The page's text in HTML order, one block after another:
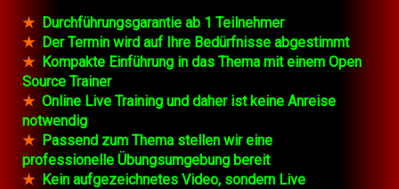
★ Durchführungsgarantie ab 1 Teilnehmer
★ Der Termin wird auf Ihre Bedürfnisse abgestimmt
★ Kompakte Einführung in das Thema mit einem Open
Source Trainer
★ Online Live Training und daher ist keine Anreise
notwendig
★ Passend zum Thema stellen wir eine
professionelle Übungsumgebung bereit
★ Kein aufgezeichnetes Video, sondern Live